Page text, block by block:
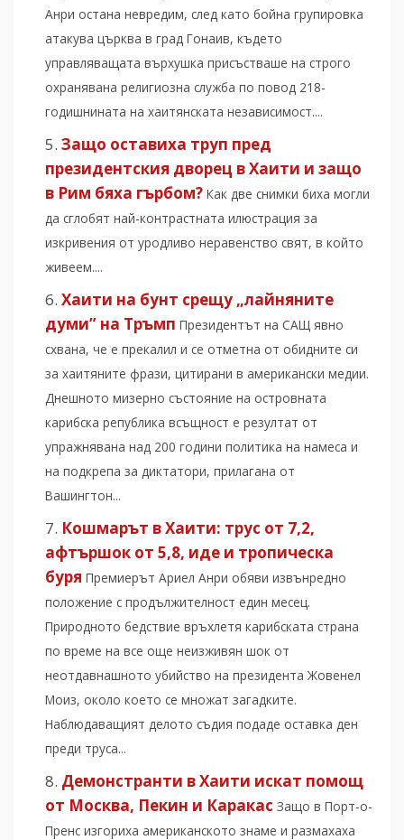
Анри остана невредим, след като бойна групировка
атакува църква в град Гонаив, където
управляващата върхушка присъстваше на строго
охранявана религиозна служба по повод 218-
годишнината на хаитянската независимост....
Защо оставиха труп пред
президентския дворец в Хаити и защо
в Рим бяха гърбом? Как две снимки биха могли
да сглобят най-контрастната илюстрация за
изкривения от уродливо неравенство свят, в който
живеем....
Хаити на бунт срещу „лайняните
думи” на Тръмп Президентът на САЩ явно
схвана, че е прекалил и се отметна от обидните си
за хаитяните фрази, цитирани в американски медии.
Днешното мизерно състояние на островната
карибска република всъщност е резултат от
упражнявана над 200 години политика на намеса и
на подкрепа за диктатори, прилагана от
Вашингтон...
Кошмарът в Хаити: трус от 7,2,
афтършок от 5,8, иде и тропическа
буря Премиерът Ариел Анри обяви извънредно
положение с продължителност един месец.
Природното бедствие връхлетя карибската страна
по време на все още неизживян шок от
неотдавнашното убийство на президента Жовенел
Моиз, около което се множат загадките.
Наблюдаващият делото съдия подаде оставка ден
преди труса...
Демонстранти в Хаити искат помощ
от Москва, Пекин и Каракас Защо в Порт-о-
Пренс изгориха американското знаме и размахаха